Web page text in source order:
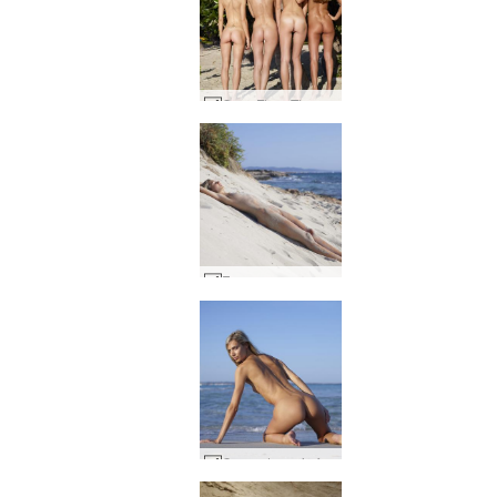
Coxy Flora Thea Zaika 4 divas #19
Corpo de praia francy #25